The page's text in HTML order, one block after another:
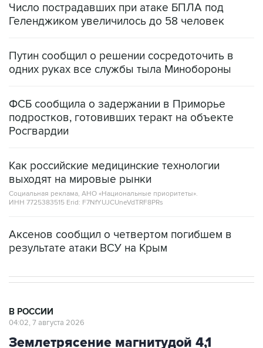
Число пострадавших при атаке БПЛА под
Геленджиком увеличилось до 58 человек
Путин сообщил о решении сосредоточить в
одних руках все службы тыла Минобороны
ФСБ сообщила о задержании в Приморье
подростков, готовивших теракт на объекте
Росгвардии
Как российские медицинские технологии
выходят на мировые рынки
Социальная реклама, АНО «Национальные приоритеты».
ИНН 7725383515 Erid: F7NfYUJCUneVdTRF8PRs
Аксенов сообщил о четвертом погибшем в
результате атаки ВСУ на Крым
В РОССИИ
04:02, 7 августа 2026
Землетрясение магнитудой 4,1